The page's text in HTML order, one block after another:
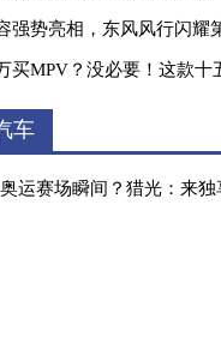
权大释放 未来需求可近300
亮相，东风风行闪耀第21届中国—东
MPV？没必要！这款十五万级MPV不
车